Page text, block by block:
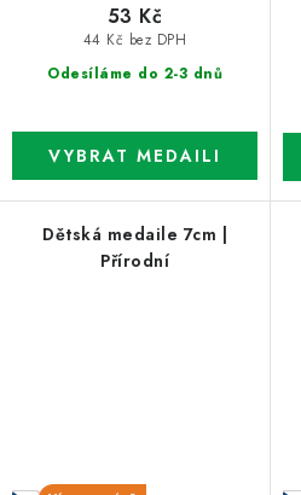
Odesíláme do 2-3 dnů
44 Kč bez DPH
53 Kč
Dětská medaile 7cm |
Přírodní